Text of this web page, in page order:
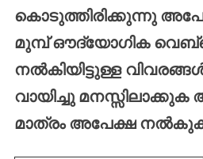
കൊടുത്തിരിക്കുന്നു
മുമ്പ്ഔദ്യോഗിക
നൽകിയിട്ടുള്ള
വായിച്ചു മനസ്സിലാക്കുക
മാത്രം അപേക്ഷ